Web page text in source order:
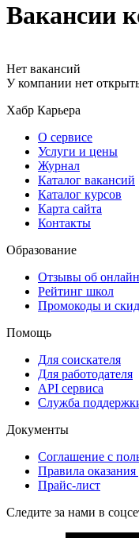
Вакансии
Нет вакансий
У компании нет
Хабр Карьера
О сервисе
Услуги и цены
Журнал
Каталог вакансий
Каталог курсов
Карта сайта
Контакты
Образование
Отзывы об
Рейтинг школ
Промокоды и
Помощь
Для соискателя
Для работодателя
API сервиса
Служба
Документы
Соглашение с
Правила оказания
Прайс-лист
Следите за нами в